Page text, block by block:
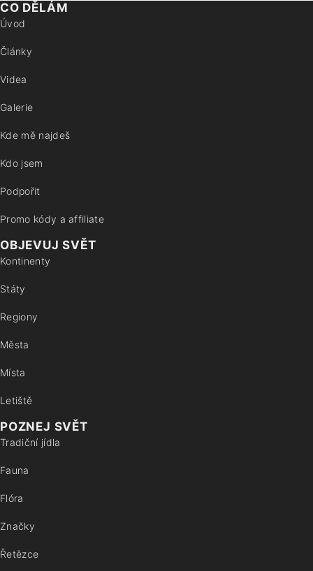
CO DĚLÁM
Úvod
Články
Videa
Galerie
Kde mě najdeš
Kdo jsem
Podpořit
Promo kódy a affiliate
OBJEVUJ SVĚT
Kontinenty
Státy
Regiony
Města
Místa
Letiště
POZNEJ SVĚT
Tradiční jídla
Fauna
Flóra
Značky
Řetězce